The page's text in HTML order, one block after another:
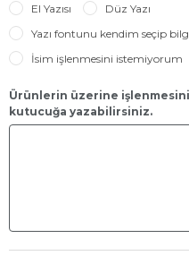
El Yazısı
Düz Yazı
Yazı fontunu kendim seçip
İsim işlenmesini istemiyorum
Ürünlerin üzerine işlenmesini
kutucuğa yazabilirsiniz.